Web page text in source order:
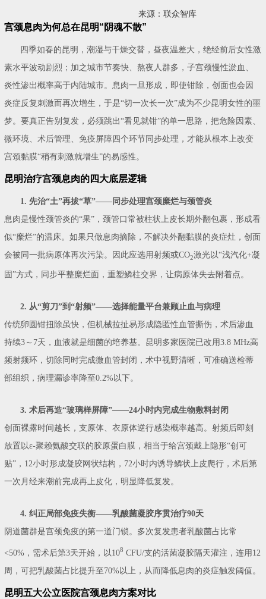
来源：联众智库
宫颈息肉为何总在昆明“阴魂不散”
四季如春的昆明，潮湿与干燥交替，昼夜温差大，绝经前后女性激
素水平波动剧烈；加之城市节奏快、熬夜人群多，子宫颈慢性淤血、
炎性渗出概率高于内陆城市。息肉一旦形成，即使钳除，创面也会因
炎症反复刺激而再次增生，于是“切一次长一次”成为不少昆明女性的噩
梦。要真正告别复发，必须跳出“看见就钳”的单一思路，把危险因素、
微环境、术后管理、免疫屏障四个环节同步处理，才能从根本上改变
宫颈黏膜“稍有刺激就增生”的易感性。
昆明治疗宫颈息肉的四大底层逻辑
1. 先治“土”再拔“草”——同步处理宫颈糜烂与颈管炎
息肉是慢性颈管炎的“果”，颈管口常被柱状上皮长期外翻包裹，形成看
似“糜烂”的温床。如果只做息肉摘除，不解决外翻黏膜的炎症灶，创面
会被同一批病原体再次污染。因此应选用射频或CO2激光以“浅汽化+凝
固”方式，同步平整糜烂面，重塑鳞柱交界，让病原体失去附着点。
2. 从“剪刀”到“射频”——选择能量平台兼顾止血与病理
传统卵圆钳扭除虽快，但机械拉扯易形成隐匿性血管撕伤，术后渗血
持续3～7天，血液就是细菌的培养基。昆明多家医院已改用3.8 MHz高
频射频环，切除同时完成微血管封闭，术中视野清晰，可准确送检蒂
部组织，病理漏诊率降至0.2%以下。
3. 术后再造“玻璃样屏障”——24小时内完成生物敷料封闭
创面裸露时间越长，支原体、衣原体逆行感染概率越高。射频后即刻
放置以ε-聚赖氨酸交联的胶原蛋白膜，相当于给宫颈戴上隐形“创可
贴”，12小时形成凝胶网状结构，72小时内诱导鳞状上皮爬行，术后第
一次月经来潮前完成再上皮化，明显降低复发。
4. 纠正局部免疫失衡——乳酸菌凝胶序贯治疗90天
阴道菌群是宫颈免疫的第一道门锁。多次复发患者乳酸菌占比常
<50%，需术后第3天开始，以108 CFU/支的活菌凝胶隔天灌注，连用12
周，可把乳酸菌占比提升至70%以上，从而降低息肉的炎症触发阈值。
昆明五大公立医院宫颈息肉方案对比